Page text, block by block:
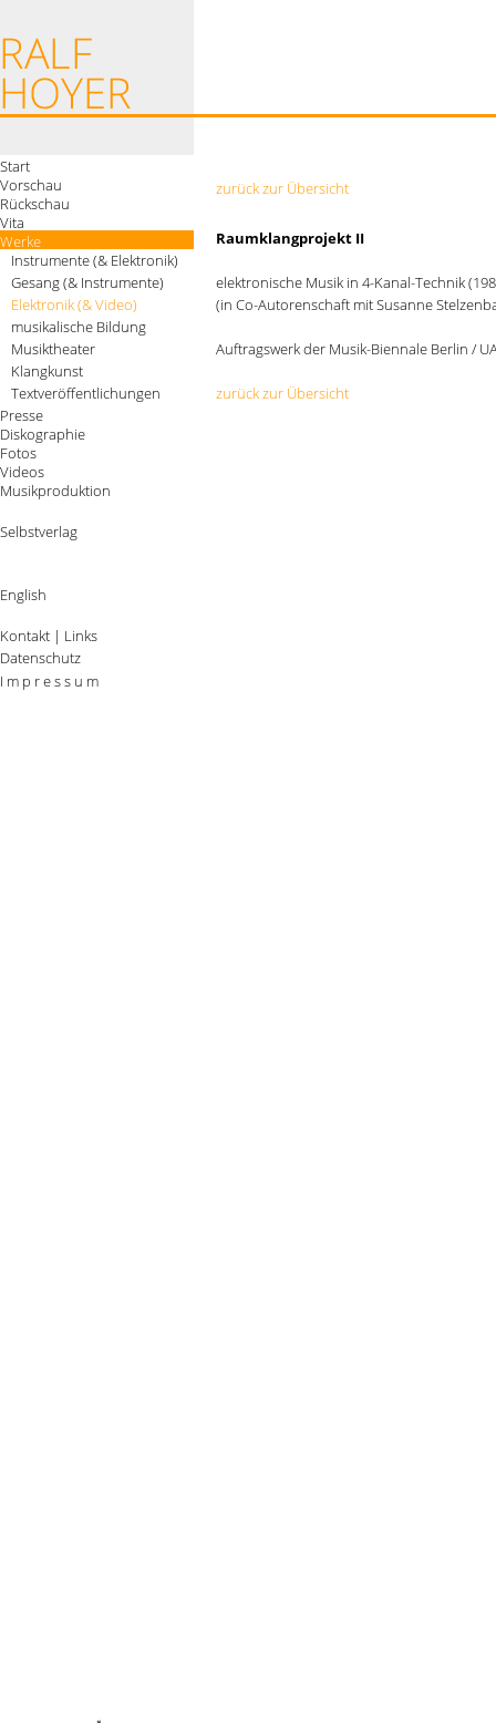
Start
Vorschau
Rückschau
Vita
Werke
Instrumente (& Elektronik)
Gesang (& Instrumente)
Elektronik (& Video)
musikalische Bildung
Musiktheater
Klangkunst
Textveröffentlichungen
Presse
Diskographie
Fotos
Videos
Musikproduktion
Selbstverlag
English
zurück zur Übersicht
Raumklangprojekt II
elektronische Musik in 4-Kanal-Technik
(in Co-Autorenschaft mit Susanne
Auftragswerk der Musik-Biennale Berlin /
zurück zur Übersicht
Kontakt | Links
Datenschutz
I m p r e s s u m